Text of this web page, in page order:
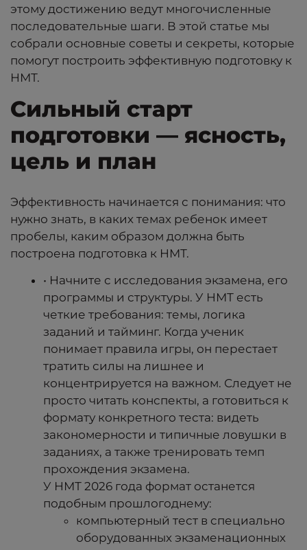
этому достижению ведут многочисленные
последовательные шаги. В этой статье мы
собрали основные советы и секреты, которые
помогут построить эффективную подготовку к
НМТ.
Сильный старт
подготовки — ясность,
цель и план
Эффективность начинается с понимания: что
нужно знать, в каких темах ребенок имеет
пробелы, каким образом должна быть
построена подготовка к НМТ.
• Начните с исследования экзамена, его
программы и структуры. У НМТ есть
четкие требования: темы, логика
заданий и тайминг. Когда ученик
понимает правила игры, он перестает
тратить силы на лишнее и
концентрируется на важном. Следует не
просто читать конспекты, а готовиться к
формату конкретного теста: видеть
закономерности и типичные ловушки в
заданиях, а также тренировать темп
прохождения экзамена.
​​​​​​​У НМТ 2026 года формат останется
подобным прошлогоднему:
компьютерный тест в специально
оборудованных экзаменационных